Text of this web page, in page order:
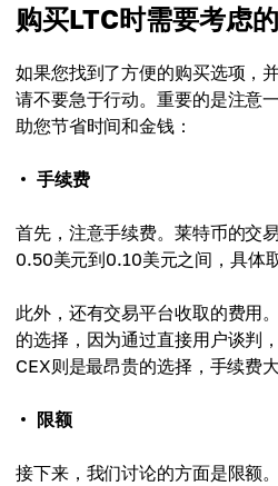
购买LTC时需要考虑
如果您找到了方便的购买选项，
请不要急于行动。重要的是注意
助您节省时间和金钱：
手续费
首先，注意手续费。莱特币的交
0.50美元到0.10美元之间，具体
此外，还有交易平台收取的费用
的选择，因为通过直接用户谈判
CEX则是最昂贵的选择，手续费
限额
接下来，我们讨论的方面是限额